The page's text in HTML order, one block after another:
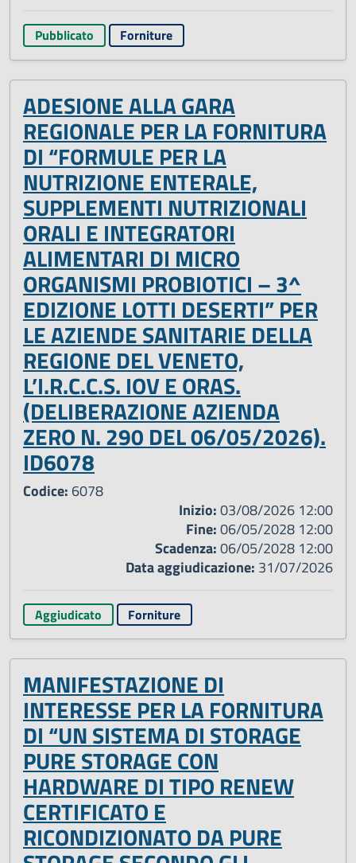
Pubblicato Forniture
ADESIONE ALLA GARA
REGIONALE PER LA FORNITURA
DI “FORMULE PER LA
NUTRIZIONE ENTERALE,
SUPPLEMENTI NUTRIZIONALI
ORALI E INTEGRATORI
ALIMENTARI DI MICRO
ORGANISMI PROBIOTICI – 3^
EDIZIONE LOTTI DESERTI” PER
LE AZIENDE SANITARIE DELLA
REGIONE DEL VENETO,
L’I.R.C.C.S. IOV E ORAS.
(DELIBERAZIONE AZIENDA
ZERO N. 290 DEL 06/05/2026).
ID6078
Codice: 6078
Inizio:03/08/2026 12:00
Fine:06/05/2028 12:00
Scadenza:06/05/2028 12:00
Data aggiudicazione: 31/07/2026
Aggiudicato Forniture
MANIFESTAZIONE DI
INTERESSE PER LA FORNITURA
DI “UN SISTEMA DI STORAGE
PURE STORAGE CON
HARDWARE DI TIPO RENEW
CERTIFICATO E
RICONDIZIONATO DA PURE